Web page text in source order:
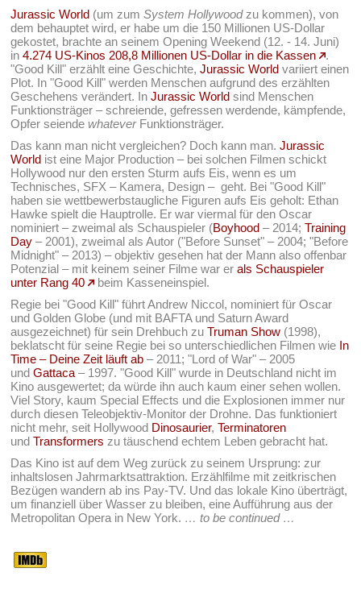
Jurassic World (um zumSystem Hollywoodzu kommen), von
dem behauptet wird, er habe um die 150 Millionen US-Dollar
gekostet, brachte an seinem Opening Weekend (12. - 14. Juni)
in4.274 US-Kinos 208,8 Millionen US-Dollar in die Kassen
.
"Good Kill" erzählt eine Geschichte,Jurassic World variiert einen
Plot. In "Good Kill" werden Menschen aufgrund des erzählten
Geschehens verändert. InJurassic World sind Menschen
Funktionsträger – schreiende, gefressen werdende, kämpfende,
Opfer seiendewhateverFunktionsträger.
Das kann man nicht vergleichen? Doch kann man.Jurassic
World ist eine Major Production – bei solchen Filmen schickt
Hollywood nur den ersten Sturm aufs Eis, wenn es um
Technisches, SFX – Kamera, Design – geht. Bei "Good Kill"
haben sie wettbewerbstaugliche Figuren aufs Eis geholt: Ethan
Hawke spielt die Hauptrolle. Er war viermal für den Oscar
nominiert – zweimal als Schauspieler (Boyhood – 2014;Training
Day – 2001), zweimal als Autor ("Before Sunset" – 2004; "Before
Midnight" – 2013) – objektiv gesehen hat der Mann also offenbar
Potenzial – mit keinem seiner Filme war erals Schauspieler
unter Rang 40
beim Kasseneinspiel.
Regie bei "Good Kill" führt Andrew Niccol, nominiert für Oscar
und Golden Globe (und mit BAFTA und Saturn Award
ausgezeichnet) für sein Drehbuch zuTruman Show (1998),
beklatscht für seine Regie bei so unterschiedlichen Filmen wie In
Time – Deine Zeit läuft ab – 2011; "Lord of War" – 2005
undGattaca – 1997. "Good Kill" wurde in Deutschland nicht im
Kino ausgewertet; da würde ihn auch kaum einer sehen wollen.
Viel Story, kaum Special Effects und die Explosionen immer nur
durch diesen Teleobjektiv-Monitor der Drohne. Das funktioniert
nicht mehr, seit Hollywood Dinosaurier,Terminatoren
undTransformers zu täuschend echtem Leben gebracht hat.
Das Kino ist auf dem Weg zurück zu seinem Ursprung: zur
inhaltslosen Jahrmarktsattraktion. Erzählfilme mit zeitkrischen
Bezügen wandern ab ins Pay-TV. Und das lokale Kino überträgt,
um finanziell über Wasser zu bleiben, eine Aufführung aus der
Metropolitan Opera in New York. … to be continued …